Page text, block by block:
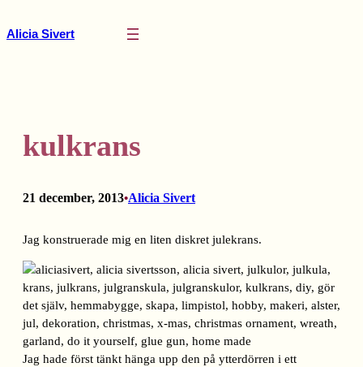
till
Alicia Sivert
kulkrans
21 december, 2013•Alicia Sivert
Jag konstruerade mig en liten diskret julekrans.
Jag hade först tänkt hänga upp den på ytterdörren i ett